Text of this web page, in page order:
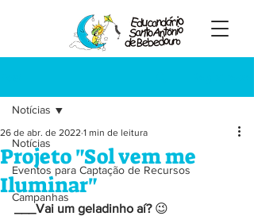
Notícias
Eventos para Captação de Recursos
Campanhas
Notícias
Projeto "Sol vem me
Iluminar"
26 de abr. de 2022 1 min de leitura
___Vai um geladinho aí? 😉